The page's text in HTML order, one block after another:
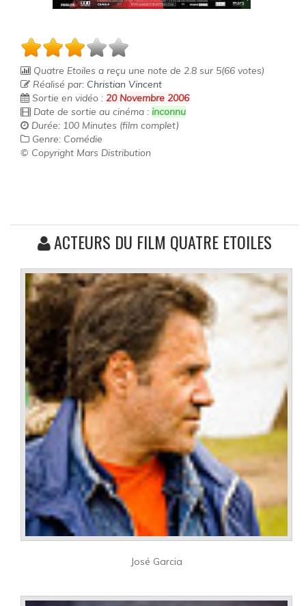
Quatre Etoiles a reçu une note de 2.8 sur 5(66 votes)
Réalisé par: Christian Vincent
Sortie en vidéo : 20 Novembre 2006
Date de sortie au cinéma : inconnu
Durée: 100 Minutes (film complet)
Genre: Comédie
© Copyright Mars Distribution
ACTEURS DU FILM QUATRE ETOILES
José Garcia